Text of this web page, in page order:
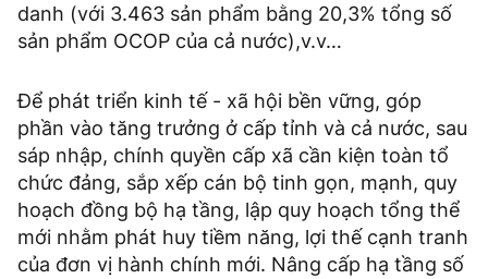
danh (với 3.463 sản phẩm bằng 20,3% tổng số
sản phẩm OCOP của cả nước),v.v…
Để phát triển kinh tế - xã hội bền vững, góp
phần vào tăng trưởng ở cấp tỉnh và cả nước, sau
sáp nhập, chính quyền cấp xã cần kiện toàn tổ
chức đảng, sắp xếp cán bộ tinh gọn, mạnh, quy
hoạch đồng bộ hạ tầng, lập quy hoạch tổng thể
mới nhằm phát huy tiềm năng, lợi thế cạnh tranh
của đơn vị hành chính mới. Nâng cấp hạ tầng số